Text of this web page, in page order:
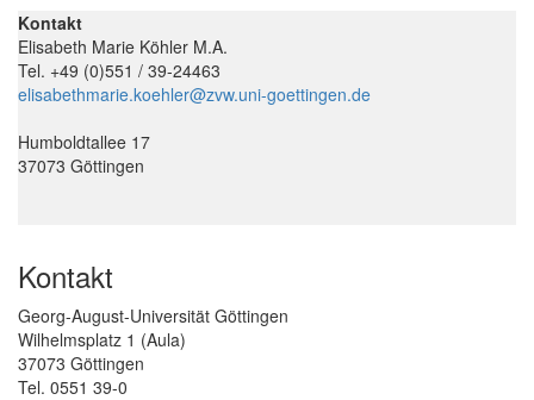
Kontakt
Elisabeth Marie Köhler M.A.
Tel. +49 (0)551 / 39-24463
elisabethmarie.koehler@zvw.uni-goettingen.de
Humboldtallee 17
37073 Göttingen
Kontakt
Georg-August-Universität Göttingen
Wilhelmsplatz 1 (Aula)
37073 Göttingen
Tel. 0551 39-0